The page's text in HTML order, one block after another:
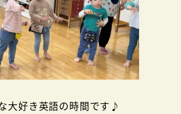
大好き英語の時間です♪